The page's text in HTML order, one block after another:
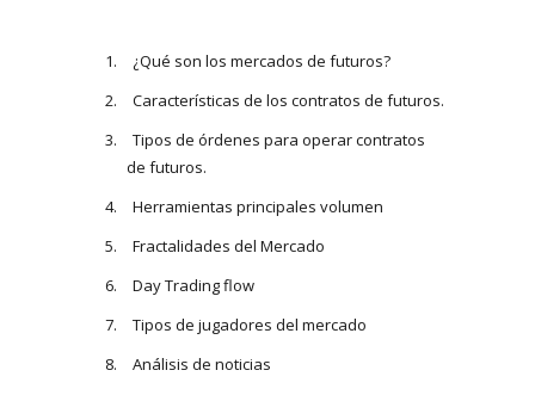
¿Qué son los mercados de futuros?
Características de los contratos de futuros.
Tipos de órdenes para operar contratos
de futuros.
Herramientas principales volumen
Fractalidades del Mercado
Day Trading flow
Tipos de jugadores del mercado
Análisis de noticias